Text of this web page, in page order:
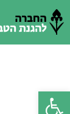
פתח